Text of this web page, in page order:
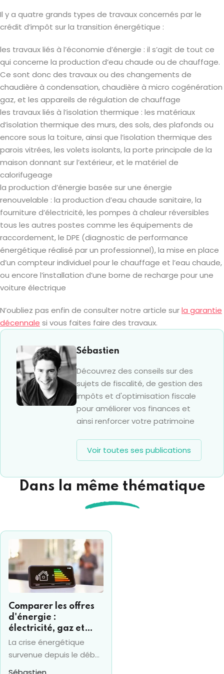
Il y a quatre grands types de travaux concernés par le
crédit d’impôt sur la transition énergétique :
les travaux liés à l’économie d’énergie : il s’agit de tout ce
qui concerne la production d’eau chaude ou de chauffage.
Ce sont donc des travaux ou des changements de
chaudière à condensation, chaudière à micro cogénération
gaz, et les appareils de régulation de chauffage
les travaux liés à l’isolation thermique : les matériaux
d’isolation thermique des murs, des sols, des plafonds ou
encore sous la toiture, ainsi que l’isolation thermique des
parois vitrées, les volets isolants, la porte principale de la
maison donnant sur l’extérieur, et le matériel de
calorifugeage
la production d’énergie basée sur une énergie
renouvelable : la production d’eau chaude sanitaire, la
fourniture d’électricité, les pompes à chaleur réversibles
tous les autres postes comme les équipements de
raccordement, le DPE (diagnostic de performance
énergétique réalisé par un professionnel), la mise en place
d’un compteur individuel pour le chauffage et l’eau chaude,
ou encore l’installation d’une borne de recharge pour une
voiture électrique
N’oubliez pas enfin de consulter notre article surla garantie
décennale si vous faites faire des travaux.
Sébastien
Découvrez des conseils sur des
sujets de fiscalité, de gestion des
impôts et d'optimisation fiscale
pour améliorer vos finances et
ainsi renforcer votre patrimoine
Voir toutes ses publications
Dans la même thématique
Comparer les offres
d'énergie :
électricité, gaz et
fioul
La crise énergétique
survenue depuis le début
de la guerre en Ukraine